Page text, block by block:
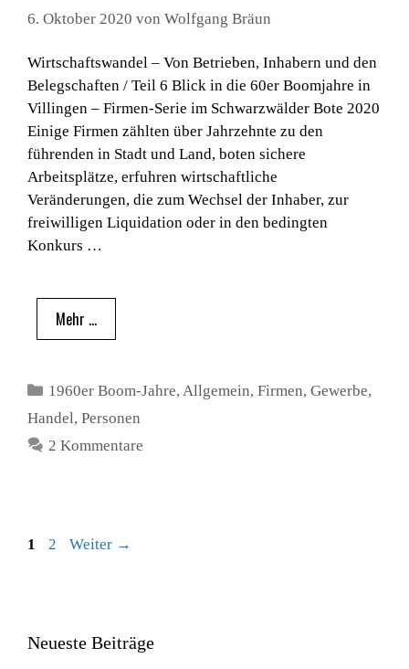
6. Oktober 2020 von Wolfgang Bräun
Wirtschaftswandel – Von Betrieben, Inhabern und den
Belegschaften / Teil 6 Blick in die 60er Boomjahre in
Villingen – Firmen-Serie im Schwarzwälder Bote 2020
Einige Firmen zählten über Jahrzehnte zu den
führenden in Stadt und Land, boten sichere
Arbeitsplätze, erfuhren wirtschaftliche
Veränderungen, die zum Wechsel der Inhaber, zur
freiwilligen Liquidation oder in den bedingten
Konkurs …
Mehr …
Kategorien
1960er Boom-Jahre,Allgemein,Firmen,Gewerbe,
Handel, Personen
2 Kommentare
Seite
1 Seite
2 Weiter →
Neueste Beiträge